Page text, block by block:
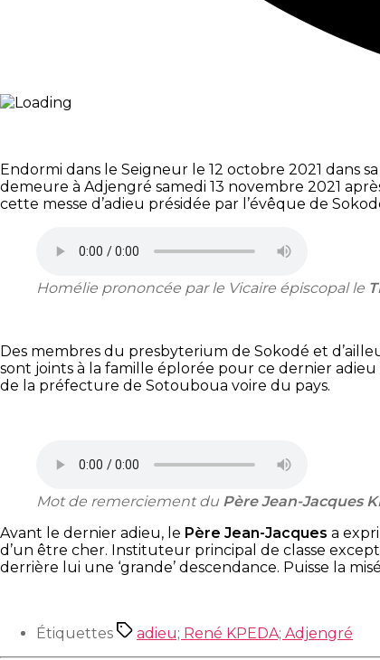
Endormi dans le Seigneur le 12 octobre 2021 dans
demeure à Adjengré samedi 13 novembre 2021
cette messe d’adieu présidée par l’évêque de
Homélie prononcée par le Vicaire épiscopal le
Des membres du presbyterium de Sokodé et
sont joints à la famille éplorée pour ce dernier
de la préfecture de Sotouboua voire du pays.
Mot de remerciement du Père Jean-Jacques
Avant le dernier adieu, le Père Jean-Jacques a
d’un être cher. Instituteur principal de classe
derrière lui une ‘grande’ descendance. Puisse la
Étiquettes adieu; René KPEDA; Adjengré